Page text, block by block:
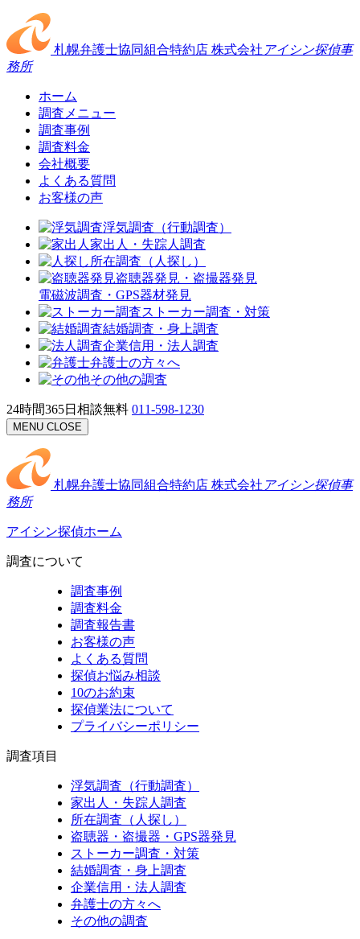
札幌弁護士協同組合特約店 株式会社 アイシン探偵事
務所
ホーム
調査メニュー
調査事例
調査料金
会社概要
よくある質問
お客様の声
浮気調査（行動調査）
家出人・失踪人調査
所在調査（人探し）
盗聴器発見・盗撮器発見
電磁波調査・GPS器材発見
ストーカー調査・対策
結婚調査・身上調査
企業信用・法人調査
弁護士の方々へ
その他の調査
24時間365日相談無料 011-598-1230
MENU CLOSE
札幌弁護士協同組合特約店 株式会社 アイシン探偵事
務所
アイシン探偵ホーム
調査について
調査事例
調査料金
調査報告書
お客様の声
よくある質問
探偵お悩み相談
10のお約束
探偵業法について
プライバシーポリシー
調査項目
浮気調査（行動調査）
家出人・失踪人調査
所在調査（人探し）
盗聴器・盗撮器・GPS器発見
ストーカー調査・対策
結婚調査・身上調査
企業信用・法人調査
弁護士の方々へ
その他の調査